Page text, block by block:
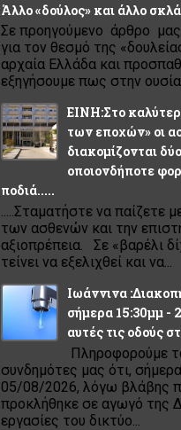
Άλλο «δούλος» και άλλο
Σε προηγούμενο άρθρο
για τον θεσμό της
αρχαία Ελλάδα και
εξηγήσουμε πως στην
ΕΙΝΗ:Στο
των εποχών» οι
διακομίζονται
οποιονδήποτε
ποδιά.....
.....Σταματήστε να παίζετε
των ασθενών και την
αξιοπρέπεια. Σε «βαρέλι
τείνει να εξελιχθεί και να...
Ιωάννινα
σήμερα 15:30μμ -
αυτές τις οδούς
Πληροφορούμε
συνδημότες μας ότι,
05/08/2026, λόγω βλάβης
προκλήθηκε σε αγωγό της
εργασίες του δικτύο...